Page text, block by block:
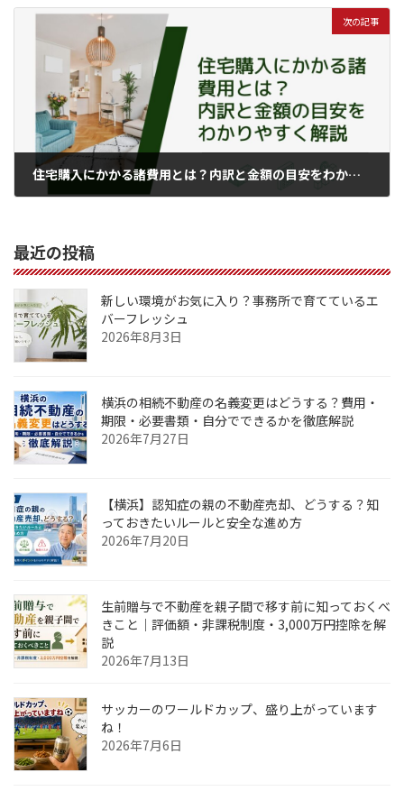
次の記事
住宅購入にかかる諸費用とは？内訳と金額の目安をわかりやすく解説
最近の投稿
新しい環境がお気に入り？事務所で育てているエ
バーフレッシュ
2026年8月3日
横浜の相続不動産の名義変更はどうする？費用・
期限・必要書類・自分でできるかを徹底解説
2026年7月27日
【横浜】認知症の親の不動産売却、どうする？知
っておきたいルールと安全な進め方
2026年7月20日
生前贈与で不動産を親子間で移す前に知っておくべ
きこと｜評価額・非課税制度・3,000万円控除を解
説
2026年7月13日
サッカーのワールドカップ、盛り上がっています
ね！
2026年7月6日